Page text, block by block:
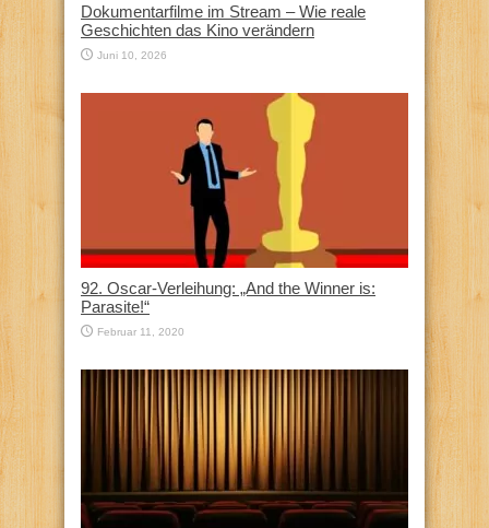
Dokumentarfilme im Stream – Wie reale
Geschichten das Kino verändern
Juni 10, 2026
92. Oscar-Verleihung: „And the Winner is:
Parasite!“
Februar 11, 2020